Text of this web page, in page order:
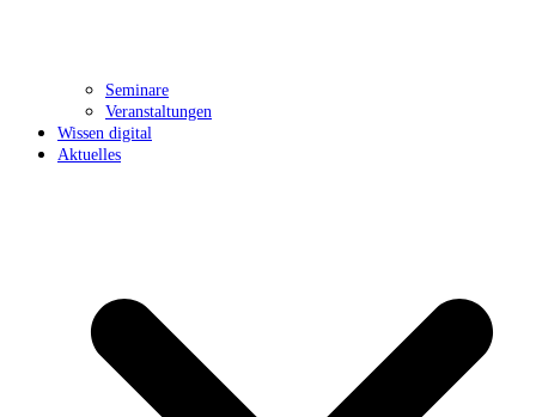
Seminare
Veranstaltungen
Wissen digital
Aktuelles